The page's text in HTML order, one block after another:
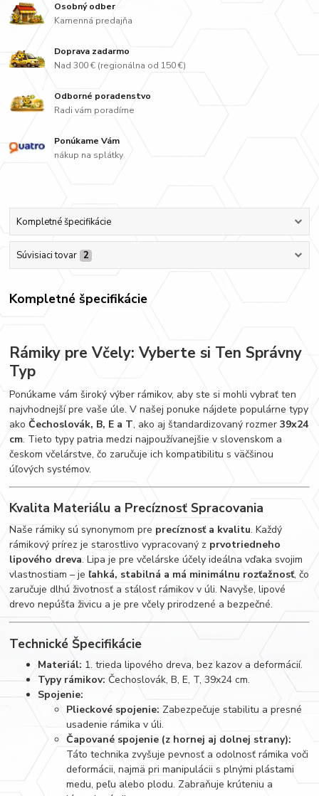
Osobný odber
Kamenná predajňa
Doprava zadarmo
Nad 300 € (regionálna od 150 €)
Odborné poradenstvo
Radi vám poradíme
Ponúkame Vám
nákup na splátky
Kompletné špecifikácie
Súvisiaci tovar 2
Kompletné špecifikácie
Rámiky pre Včely: Vyberte si Ten Správny
Typ
Ponúkame vám široký výber rámikov, aby ste si mohli vybrať ten
najvhodnejší pre vaše úle. V našej ponuke nájdete populárne typy
akoČechoslovák, B, E a T, ako aj štandardizovaný rozmer39x24
cm. Tieto typy patria medzi najpoužívanejšie v slovenskom a
českom včelárstve, čo zaručuje ich kompatibilitu s väčšinou
úľových systémov.
Kvalita Materiálu a Precíznosť Spracovania
Naše rámiky sú synonymom pre precíznosť a kvalitu. Každý
rámikový prírez je starostlivo vypracovaný z prvotriedneho
lipového dreva. Lipa je pre včelárske účely ideálna vďaka svojim
vlastnostiam – jeľahká, stabilná a má minimálnu rozťažnosť, čo
zaručuje dlhú životnosť a stálosť rámikov v úli. Navyše, lipové
drevo nepúšťa živicu a je pre včely prirodzené a bezpečné.
Technické Špecifikácie
Materiál: 1. trieda lipového dreva, bez kazov a deformácií.
Typy rámikov: Čechoslovák, B, E, T, 39x24 cm.
Spojenie:
Plieckové spojenie: Zabezpečuje stabilitu a presné
usadenie rámika v úli.
Čapované spojenie (z hornej aj dolnej strany):
Táto technika zvyšuje pevnosť a odolnosť rámika voči
deformácii, najmä pri manipulácii s plnými plástami
medu, peľu alebo plodu. Zabraňuje krúteniu a